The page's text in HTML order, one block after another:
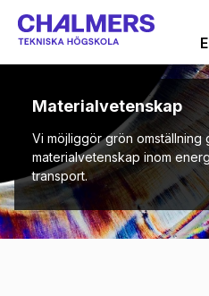
Gå till
Materialvetenskap
Vi möjliggör grön omställning
materialvetenskap inom
transport.